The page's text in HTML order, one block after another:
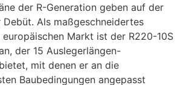
der R-Generation geben auf der
Als maßgeschneidertes
Markt ist der R220-10S
der 15 Auslegerlängen-
mit denen er an die
Baubedingungen angepasst